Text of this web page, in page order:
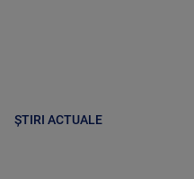
ȘTIRI ACTUALE